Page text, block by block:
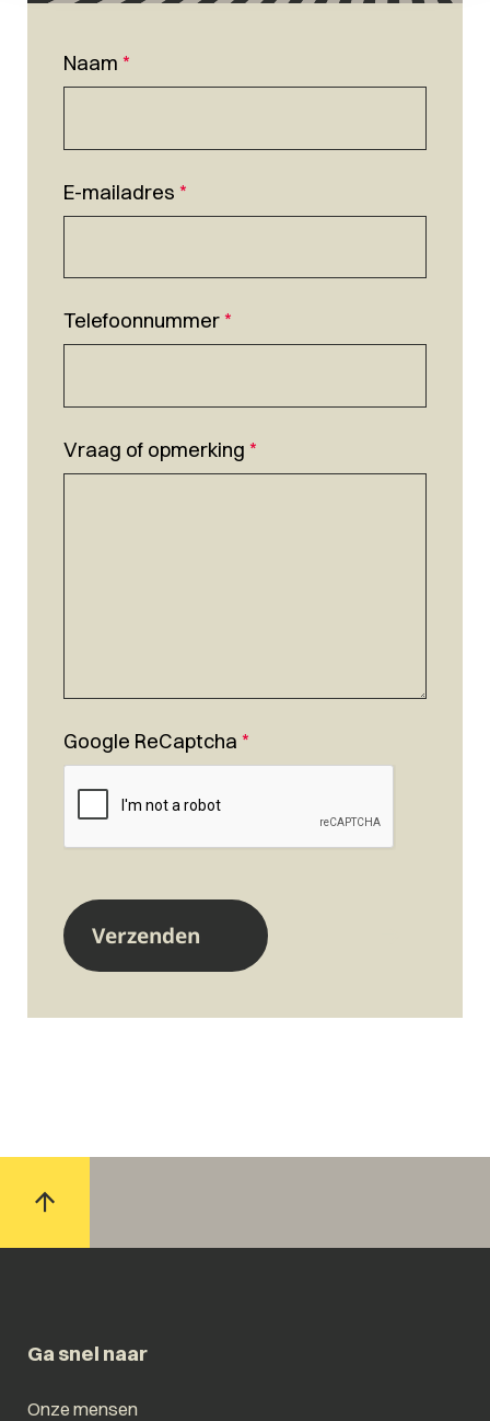
Naam *
E-mailadres *
Telefoonnummer*
Vraag of opmerking *
Google ReCaptcha *
Ga snel naar
Onze mensen